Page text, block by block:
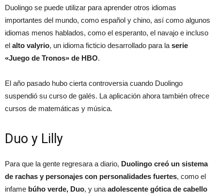
Duolingo se puede utilizar para aprender otros idiomas
importantes del mundo, como español y chino, así como algunos
idiomas menos hablados, como el esperanto, el navajo e incluso
el alto valyrio, un idioma ficticio desarrollado para laserie
«Juego de Tronos» de HBO.
El año pasado hubo cierta controversia cuando Duolingo
suspendió su curso de galés. La aplicación ahora también ofrece
cursos de matemáticas y música.
Duo y Lilly
Para que la gente regresara a diario, Duolingo creó un sistema
de rachas y personajes con personalidades fuertes, como el
infame búho verde, Duo, y unaadolescente gótica de cabello